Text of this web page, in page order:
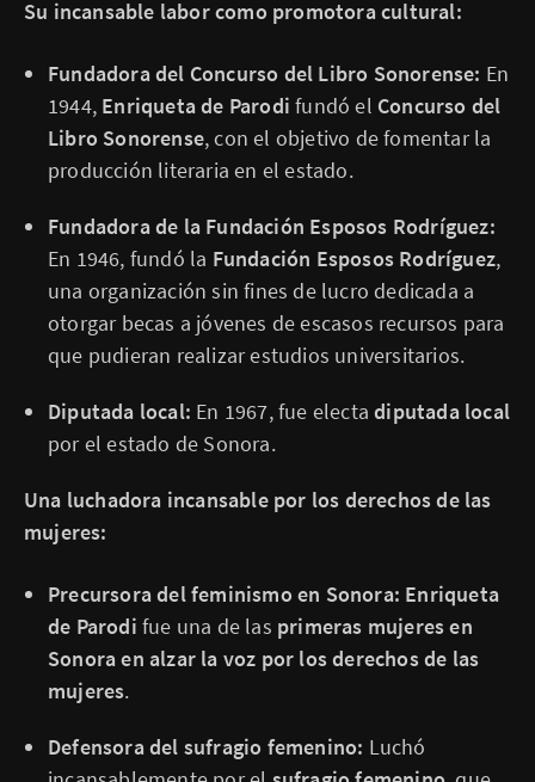
Su incansable labor como promotora cultural:
Fundadora del Concurso del Libro Sonorense: En
1944, Enriqueta de Parodi fundó el Concurso del
Libro Sonorense, con el objetivo de fomentar la
producción literaria en el estado.
Fundadora de la Fundación Esposos Rodríguez:
En 1946, fundó la Fundación Esposos Rodríguez,
una organización sin fines de lucro dedicada a
otorgar becas a jóvenes de escasos recursos para
que pudieran realizar estudios universitarios.
Diputada local: En 1967, fue electadiputada local
por el estado de Sonora.
Una luchadora incansable por los derechos de las
mujeres:
Precursora del feminismo en Sonora: Enriqueta
de Parodi fue una de las primeras mujeres en
Sonora en alzar la voz por los derechos de las
mujeres.
Defensora del sufragio femenino: Luchó